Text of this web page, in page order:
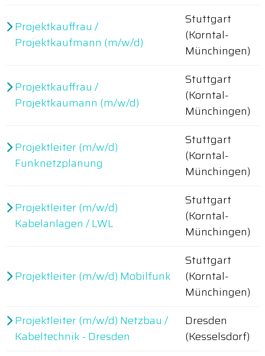
Projektkauffrau /
Projektkaufmann (m/w/d)
Stuttgart
(Korntal-
Münchingen)
Projektkauffrau /
Projektkaumann (m/w/d)
Stuttgart
(Korntal-
Münchingen)
Projektleiter (m/w/d)
Funknetzplanung
Stuttgart
(Korntal-
Münchingen)
Projektleiter (m/w/d)
Kabelanlagen / LWL
Stuttgart
(Korntal-
Münchingen)
Projektleiter (m/w/d) Mobilfunk
Stuttgart
(Korntal-
Münchingen)
Projektleiter (m/w/d) Netzbau /
Kabeltechnik - Dresden
Dresden
(Kesselsdorf)